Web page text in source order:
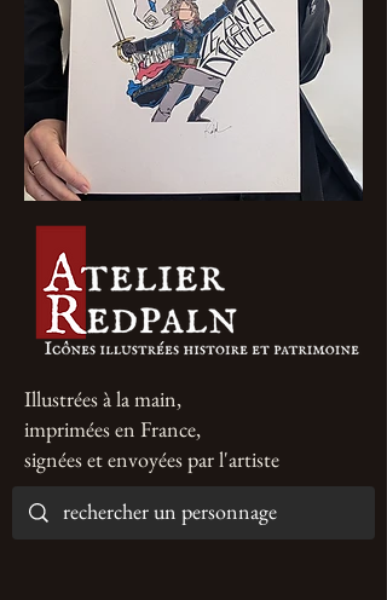
Illustrées à la main,
imprimées en France,
signées et envoyées par l'artiste